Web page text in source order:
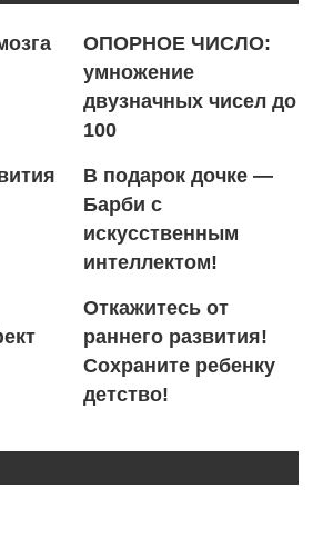
ОПОРНОЕ ЧИСЛО:
умножение
двузначных чисел до
100
В подарок дочке —
Барби с
искусственным
интеллектом!
Откажитесь от
раннего развития!
Сохраните ребенку
детство!